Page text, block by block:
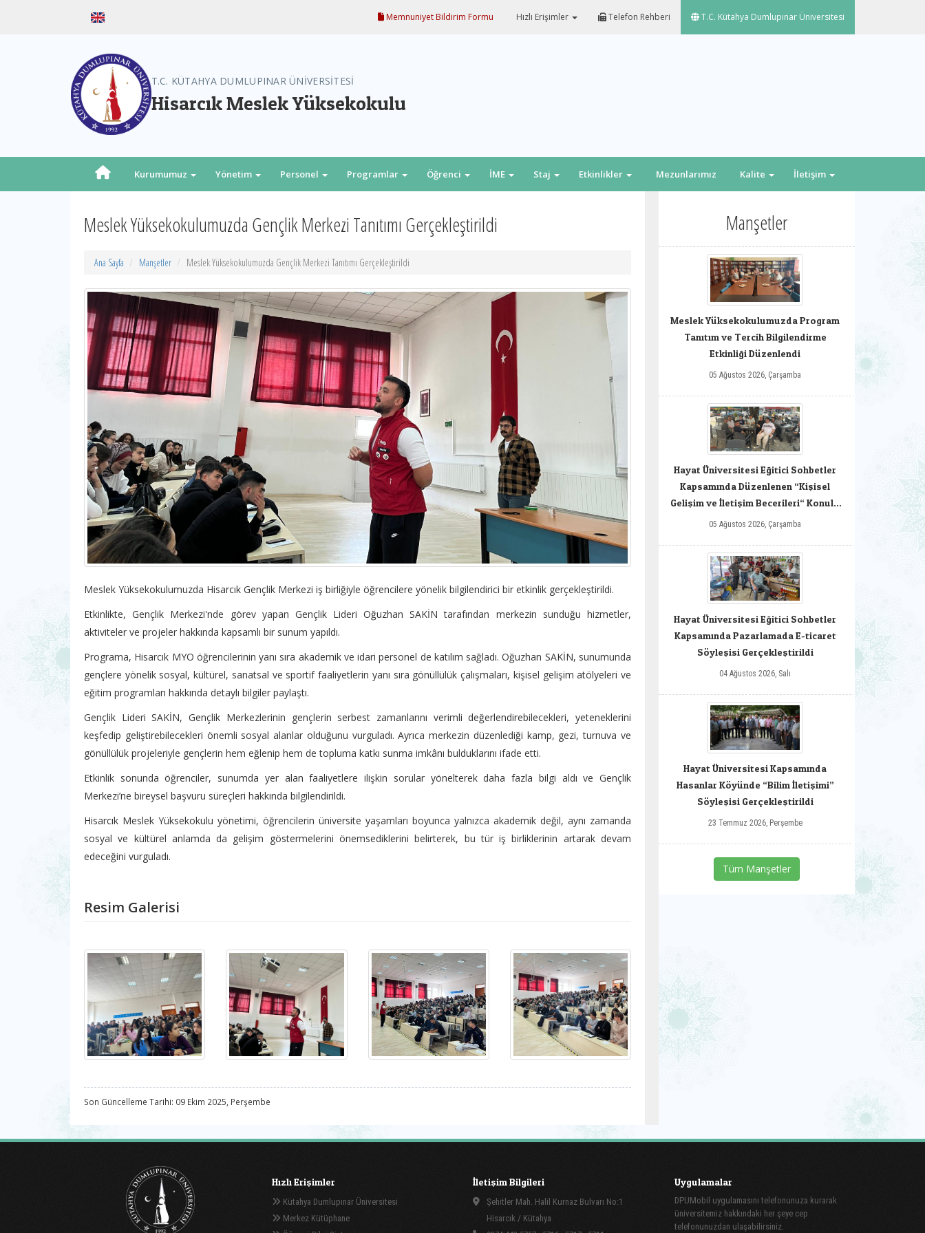
Memnuniyet Bildirim Formu Hızlı Erişimler Telefon Rehberi T.C. Kütahya Dumlupınar Üniversitesi
T.C. KÜTAHYA DUMLUPINAR ÜNİVERSİTESİ
Hisarcık Meslek Yüksekokulu
Kurumumuz Yönetim Personel Programlar Öğrenci İME Staj Etkinlikler Mezunlarımız Kalite İletişim
Meslek Yüksekokulumuzda Gençlik Merkezi Tanıtımı Gerçekleştirildi
Ana Sayfa Manşetler Meslek Yüksekokulumuzda Gençlik Merkezi Tanıtımı Gerçekleştirildi
Meslek Yüksekokulumuzda Hisarcık Gençlik Merkezi iş birliğiyle öğrencilere yönelik bilgilendirici bir etkinlik gerçekleştirildi.
Etkinlikte, Gençlik Merkezi'nde görev yapan Gençlik Lideri Oğuzhan SAKİN tarafından merkezin sunduğu hizmetler,
aktiviteler ve projeler hakkında kapsamlı bir sunum yapıldı.
Programa, Hisarcık MYO öğrencilerinin yanı sıra akademik ve idari personel de katılım sağladı. Oğuzhan SAKİN, sunumunda
gençlere yönelik sosyal, kültürel, sanatsal ve sportif faaliyetlerin yanı sıra gönüllülük çalışmaları, kişisel gelişim atölyeleri ve
eğitim programları hakkında detaylı bilgiler paylaştı.
Gençlik Lideri SAKİN, Gençlik Merkezlerinin gençlerin serbest zamanlarını verimli değerlendirebilecekleri, yeteneklerini
keşfedip geliştirebilecekleri önemli sosyal alanlar olduğunu vurguladı. Ayrıca merkezin düzenlediği kamp, gezi, turnuva ve
gönüllülük projeleriyle gençlerin hem eğlenip hem de topluma katkı sunma imkânı bulduklarını ifade etti.
Etkinlik sonunda öğrenciler, sunumda yer alan faaliyetlere ilişkin sorular yönelterek daha fazla bilgi aldı ve Gençlik
Merkezi’ne bireysel başvuru süreçleri hakkında bilgilendirildi.
Hisarcık Meslek Yüksekokulu yönetimi, öğrencilerin üniversite yaşamları boyunca yalnızca akademik değil, aynı zamanda
sosyal ve kültürel anlamda da gelişim göstermelerini önemsediklerini belirterek, bu tür iş birliklerinin artarak devam
edeceğini vurguladı.
Resim Galerisi
Son Güncelleme Tarihi: 09 Ekim 2025, Perşembe
Manşetler
Meslek Yüksekokulumuzda Program
Tanıtım ve Tercih Bilgilendirme
Etkinliği Düzenlendi
05 Ağustos 2026, Çarşamba
Hayat Üniversitesi Eğitici Sohbetler
Kapsamında Düzenlenen “Kişisel
Gelişim ve İletişim Becerileri“ Konulu
Söyleşi
05 Ağustos 2026, Çarşamba
Hayat Üniversitesi Eğitici Sohbetler
Kapsamında Pazarlamada E-ticaret
Söyleşisi Gerçekleştirildi
04 Ağustos 2026, Salı
Hayat Üniversitesi Kapsamında
Hasanlar Köyünde “Bilim İletişimi”
Söyleşisi Gerçekleştirildi
23 Temmuz 2026, Perşembe
Tüm Manşetler
Hızlı Erişimler
Kütahya Dumlupınar Üniversitesi
Merkez Kütüphane
İletişim Bilgileri
Şehitler Mah. Halil Kurnaz Bulvarı No:1
Hisarcık / Kütahya
Uygulamalar
DPUMobil uygulamasını telefonunuza kurarak
üniversitemiz hakkındaki her şeye cep
telefonunuzdan ulaşabilirsiniz.